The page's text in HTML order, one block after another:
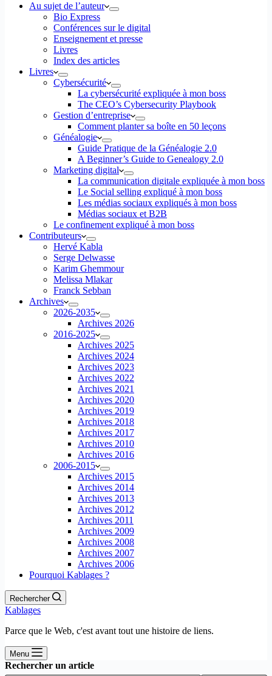
Au sujet de l’auteur
Bio Express
Conférences sur le digital
Enseignement et presse
Livres
Index des articles
Livres
Cybersécurité
La cybersécurité expliquée à mon boss
The CEO’s Cybersecurity Playbook
Gestion d’entreprise
Comment planter sa boîte en 50 leçons
Généalogie
Guide Pratique de la Généalogie 2.0
A Beginner’s Guide to Genealogy 2.0
Marketing digital
La communication digitale expliquée à mon boss
Le Social selling expliqué à mon boss
Les médias sociaux expliqués à mon boss
Médias sociaux et B2B
Le confinement expliqué à mon boss
Contributeurs
Hervé Kabla
Serge Delwasse
Karim Ghemmour
Melissa Mlakar
Franck Sebban
Archives
2026-2035
Archives 2026
2016-2025
Archives 2025
Archives 2024
Archives 2023
Archives 2022
Archives 2021
Archives 2020
Archives 2019
Archives 2018
Archives 2017
Archives 2010
Archives 2016
2006-2015
Archives 2015
Archives 2014
Archives 2013
Archives 2012
Archives 2011
Archives 2009
Archives 2008
Archives 2007
Archives 2006
Pourquoi Kablages ?
Rechercher
Kablages
Parce que le Web, c'est avant tout une histoire de liens.
Menu
Rechercher un article